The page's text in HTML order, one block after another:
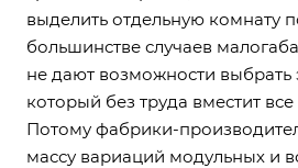
выделить отдельную комнату
большинстве случаев
не дают возможности выбрать
который без труда вместит
Потому фабрики-
массу вариаций модульных и